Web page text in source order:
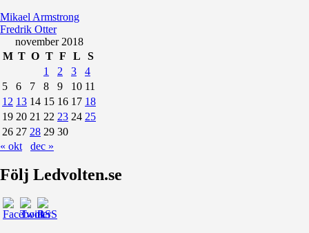
Mikael Armstrong
Fredrik Otter
november 2018
M T O T F L
S
1
2 3
4
5
6 7 8 9 10 11
12 13 14 15 16 17 18
19 20 21 22 23 24 25
26 27 28 29 30
« okt
dec »
Följ Ledvolten.se